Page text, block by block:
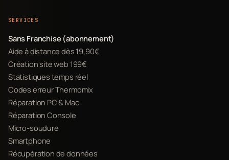
SERVICES
Sans Franchise (abonnement)
Aide à distance dès 19,90€
Création site web 199€
Statistiques temps réel
Codes erreur Thermomix
Réparation PC & Mac
Réparation Console
Micro-soudure
Smartphone
Récupération de données